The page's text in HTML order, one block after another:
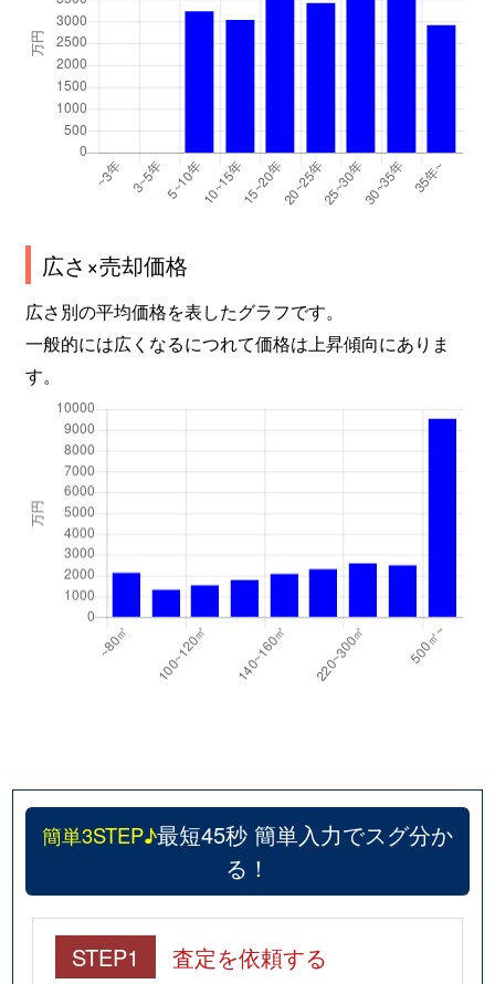
広さ×売却価格
広さ別の平均価格を表したグラフです。
一般的には広くなるにつれて価格は上昇傾向にありま
す。
簡単3STEP♪最短45秒 簡単入力でスグ分か
る！
STEP1 査定を依頼する